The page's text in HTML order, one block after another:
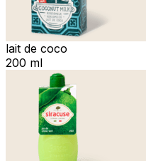
lait de coco
200 ml